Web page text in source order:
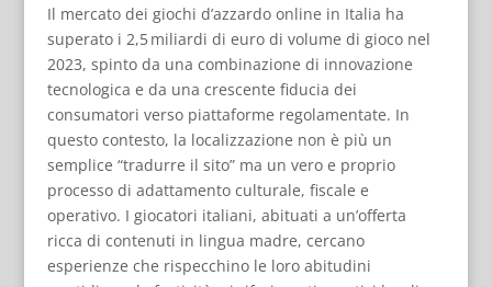
Il mercato dei giochi d’azzardo online in Italia ha
superato i 2,5 miliardi di euro di volume di gioco nel
2023, spinto da una combinazione di innovazione
tecnologica e da una crescente fiducia dei
consumatori verso piattaforme regolamentate. In
questo contesto, la localizzazione non è più un
semplice “tradurre il sito” ma un vero e proprio
processo di adattamento culturale, fiscale e
operativo. I giocatori italiani, abituati a un’offerta
ricca di contenuti in lingua madre, cercano
esperienze che rispecchino le loro abitudini